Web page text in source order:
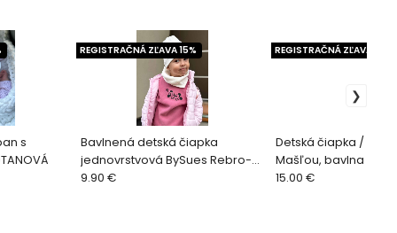
s
Bavlnená detská čiapka
jednovrstvová BySues Rebro-
SMOTANOVÁ.
REGISTRAČNÁ ZĽAVA 15%
9.90 €
Detská čiapka /
Mašľou, bavlna
REGISTRAČNÁ ZĽAVA 15%
15.00 €